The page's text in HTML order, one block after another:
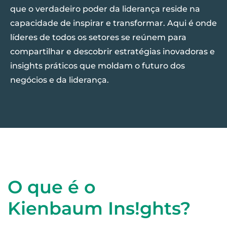
que o verdadeiro poder da liderança reside na
capacidade de inspirar e transformar. Aqui é onde
líderes de todos os setores se reúnem para
compartilhar e descobrir estratégias inovadoras e
insights práticos que moldam o futuro dos
negócios e da liderança.
O que é o
Kienbaum Ins!ghts?